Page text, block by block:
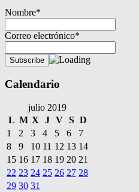
Nombre*
Correo electrónico*
Calendario
julio 2019
L M X J V S D
1
2 3 4 5 6
7
8
9 10 11 12 13 14
15 16 17 18 19 20 21
22 23 24 25 26 27 28
29 30 31